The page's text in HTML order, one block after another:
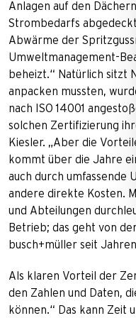
Anlagen auf den
Strombedarfs
Abwärme der
Umweltmanagement-
beheizt.“ Natürlich sitzt
anpacken mussten,
nach ISO 14001
solchen Zertifizierung
Kiesler. „Aber die
kommt über die Jahre
auch durch umfassende
andere direkte Kosten.
und Abteilungen
Betrieb; das geht von
busch+müller seit
Als klaren Vorteil der
den Zahlen und Daten,
können.“ Das kann Zeit